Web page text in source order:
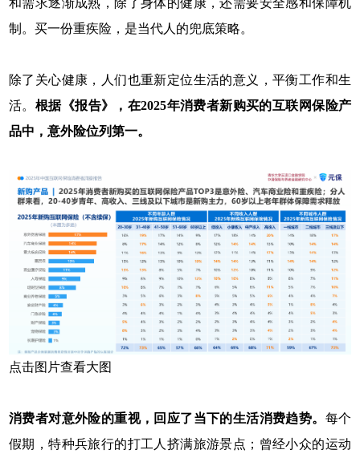
和需求逐渐成熟，除了身体的健康，还需要安全感和保障机
制。买一份重疾险，是当代人的兜底策略。
除了关心健康，人们也重新定位生活的意义，平衡工作和生
活。 根据《报告》，在2025年消费者新购买的互联网保险产
品中，意外险位列第一。
点击图片查看大图
消费者对意外险的重视，回应了当下的生活消费趋势。 每个
假期，特种兵旅行的打工人挤满旅游景点；曾经小众的运动